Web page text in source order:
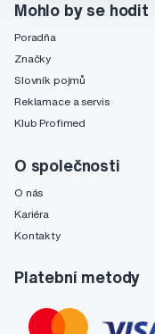
Mohlo by se hodit
Poradňa
Značky
Slovník pojmů
Reklamace a servis
Klub Profimed
O společnosti
O nás
Kariéra
Kontakty
Platební metody